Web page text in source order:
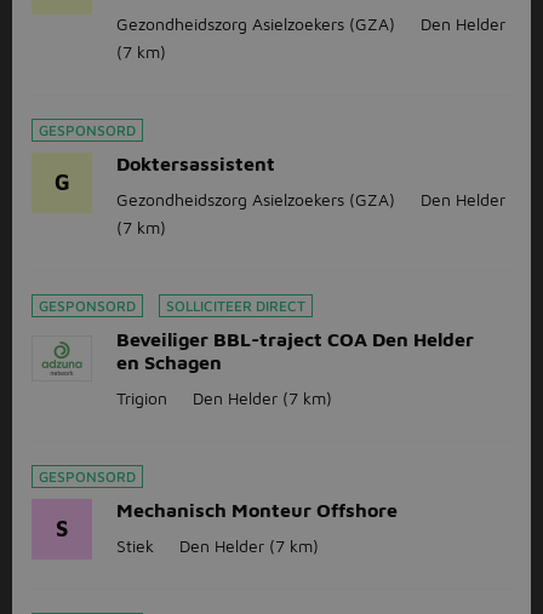
Gezondheidszorg Asielzoekers (GZA)
Den Helder
(7 km)
GESPONSORD
G
Doktersassistent
Gezondheidszorg Asielzoekers (GZA)
Den Helder
(7 km)
GESPONSORD SOLLICITEER DIRECT
Beveiliger BBL-traject COA Den Helder
en Schagen
Trigion Den Helder (7 km)
GESPONSORD
S
Mechanisch Monteur Offshore
Stiek Den Helder (7 km)